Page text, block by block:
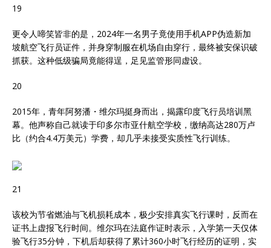
19
更令人啼笑皆非的是，2024年一名男子竟使用手机APP伪造新加
坡航空飞行员证件，并身穿制服在机场自由穿行，最终被安保识破
抓获。这种低级骗局竟能得逞，足见监管形同虚设。
20
2015年，青年阿努潘・维尔玛挺身而出，揭露印度飞行员培训黑
幕。他声称自己就读于印多尔市亚什航空学校，缴纳高达280万卢
比（约合4.4万美元）学费，却几乎未接受实质性飞行训练。
21
该校为节省燃油与飞机损耗成本，极少安排真实飞行课时，反而在
证书上虚报飞行时间。维尔玛在法庭作证时表示，入学第一天仅体
验飞行35分钟，下机后却获得了累计360小时飞行经历的证明，实